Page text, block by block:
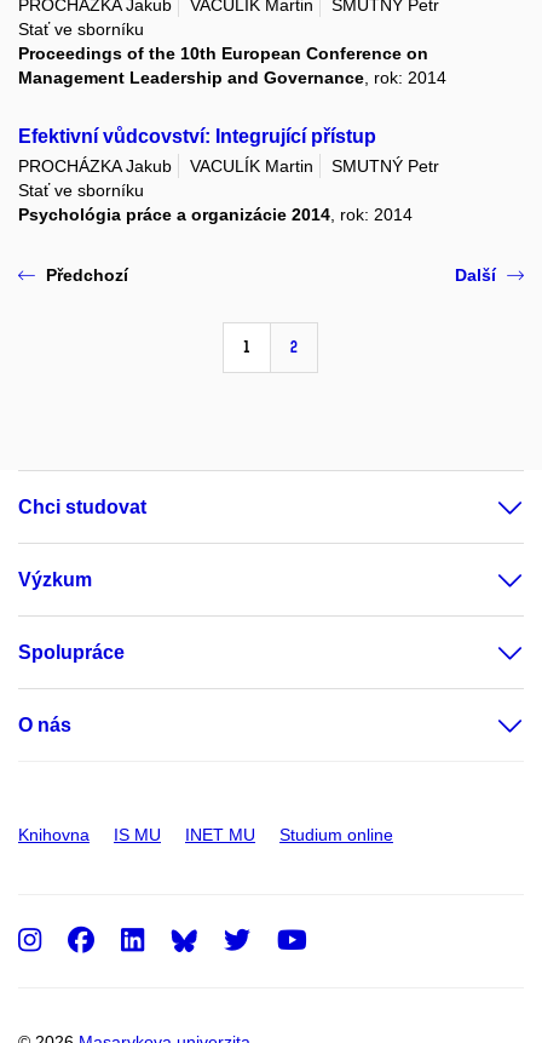
PROCHÁZKA Jakub VACULÍK Martin
SMUTNÝ Petr
Stať ve sborníku
Proceedings of the 10th European Conference on
Management Leadership and Governance , rok: 2014
Efektivní vůdcovství: Integrující přístup
PROCHÁZKA Jakub VACULÍK Martin
SMUTNÝ Petr
Stať ve sborníku
Psychológia práce a organizácie 2014 , rok: 2014
Předchozí
1 2
Další
Chci studovat
Výzkum
Spolupráce
O nás
Knihovna IS MU INET MU Studium online
Instagram
Facebook
LinkedInTwitter